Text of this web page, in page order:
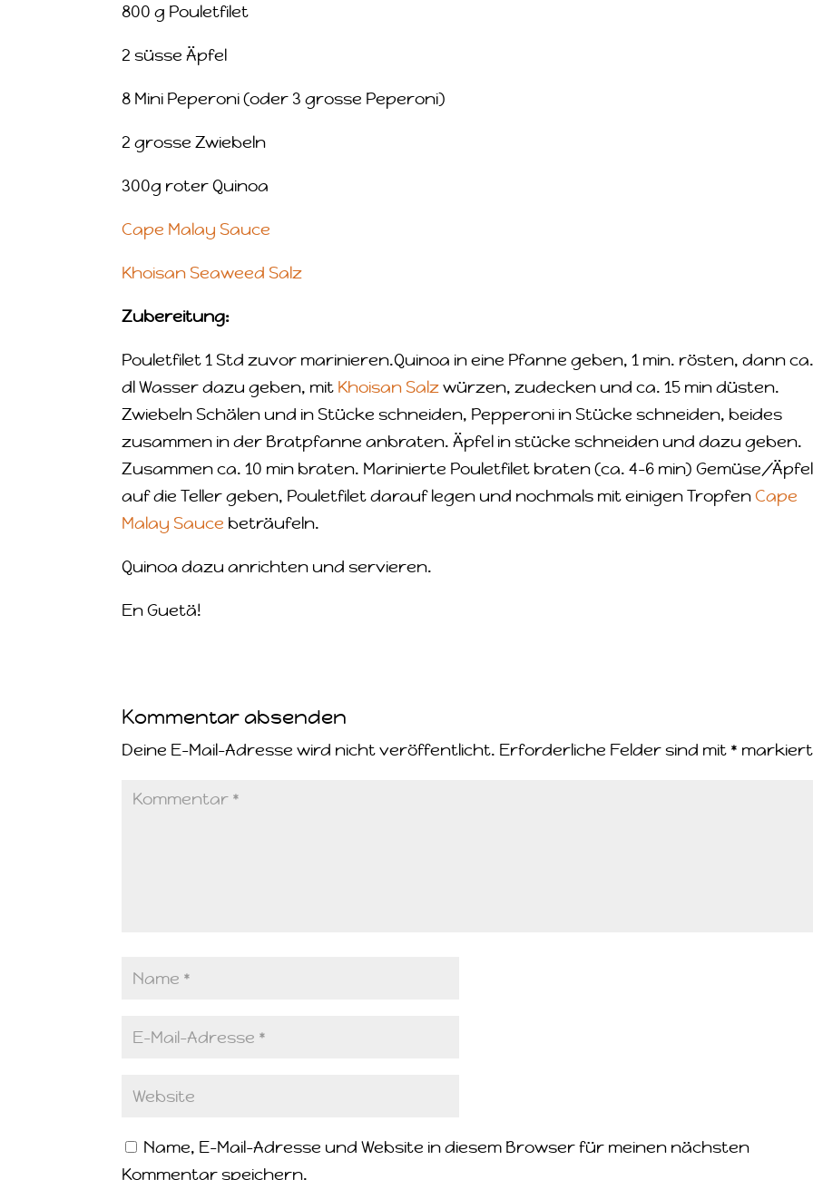
800 g Pouletfilet
2 süsse Äpfel
8 Mini Peperoni (oder 3 grosse Peperoni)
2 grosse Zwiebeln
300g roter Quinoa
Cape Malay Sauce
Khoisan Seaweed Salz
Zubereitung:
Pouletfilet 1 Std zuvor marinieren.Quinoa in eine Pfanne geben, 1 min. rösten, dann
dl Wasser dazu geben, mit Khoisan Salzwürzen, zudecken und ca. 15 min düsten.
Zwiebeln Schälen und in Stücke schneiden, Pepperoni in Stücke schneiden, beides
zusammen in der Bratpfanne anbraten. Äpfel in stücke schneiden und dazu geben.
Zusammen ca. 10 min braten. Marinierte Pouletfilet braten (ca. 4-6 min) Gemüse/Äpfel
auf die Teller geben, Pouletfilet darauf legen und nochmals mit einigen TropfenCape
Malay Sauce beträufeln.
Quinoa dazu anrichten und servieren.
En Guetä!
Kommentar absenden
Deine E-Mail-Adresse wird nicht veröffentlicht. Erforderliche Felder sind mit * markiert
Name, E-Mail-Adresse und Website in diesem Browser für meinen nächsten
Kommentar speichern.